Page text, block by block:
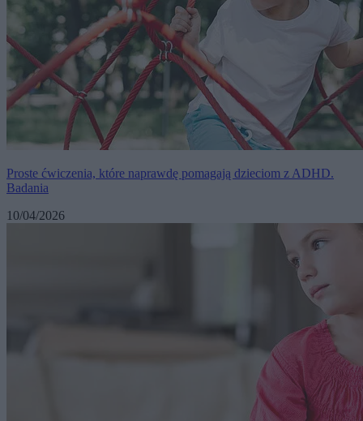
Proste ćwiczenia, które naprawdę pomagają dzieciom z ADHD.
Badania
10/04/2026